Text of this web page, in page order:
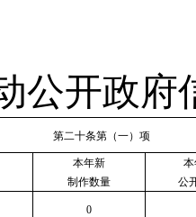
公开政府
第二十条第（一）项
本年新
制作数量
公
0